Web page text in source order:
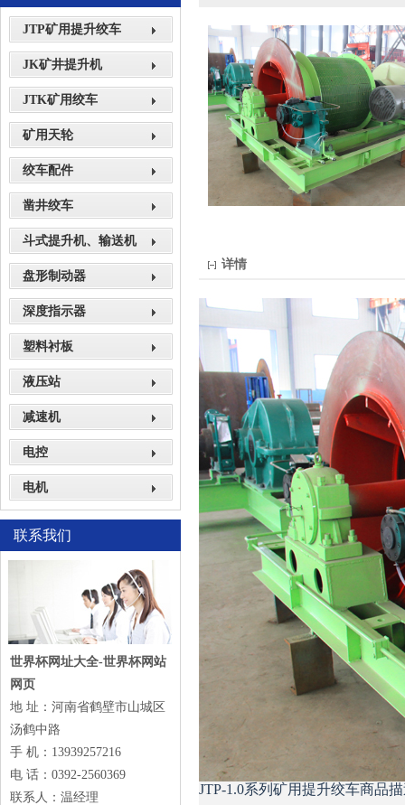
站网页展示
JTP矿用提升绞车
JK矿井提升机
JTK矿用绞车
矿用天轮
绞车配件
凿井绞车
斗式提升机、输送机
盘形制动器
深度指示器
塑料衬板
液压站
减速机
电控
电机
联系我们
世界杯网址大全-世界杯网站
网页
地 址：河南省鹤壁市山城区
汤鹤中路
手 机：13939257216
电 话：0392-2560369
联系人：温经理
详情
JTP-1.0系列矿用提升绞车商品